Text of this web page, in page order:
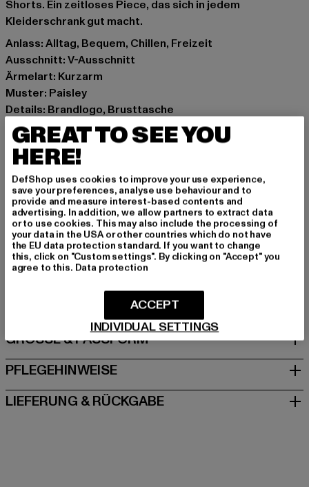
Shorts. Ein zeitloses Piece, das sich in jedem
Kleiderschrank gut macht.
Anlass: Alltag, Bequem, Chillen, Freizeit
Ausschnitt: V-Ausschnitt
Ärmelart: Kurzarm
Muster: Paisley
Details: Brandlogo, Brusttasche
Schnitt: Normal
Marke: Karl Kani
Kat.: Short Sleeve Shirt
Farbe: blau, beige
Hersteller Farbe: blue/sand
Materialzusammensetzung: 100% Baumwolle
Art.Nr: 6033478-04714
Hersteller: Urban Styles Agency GmbH & Co. KG |
agentur@urbanstylesagency.com
Schanzenstraße 41 | 51063 Köln | DE
GRÖSSE & PASSFORM
PFLEGEHINWEISE
LIEFERUNG & RÜCKGABE
GREAT TO SEE YOU
HERE!
DefShop uses cookies to improve your use experience,
save your preferences, analyse use behaviour and to
provide and measure interest-based contents and
advertising. In addition, we allow partners to extract data
or to use cookies. This may also include the processing of
your data in the USA or other countries which do not have
the EU data protection standard. If you want to change
this, click on "Custom settings". By clicking on "Accept" you
agree to this. Data protection
INDIVIDUAL SETTINGS
ACCEPT